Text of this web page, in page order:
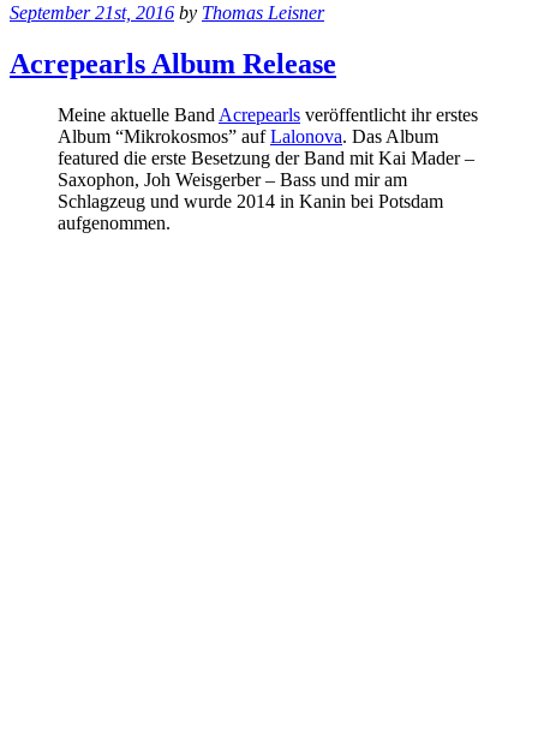
September 21st, 2016 by Thomas Leisner
Acrepearls Album Release
Meine aktuelle Band Acrepearls veröffentlicht ihr erstes
Album “Mikrokosmos” aufLalonova. Das Album
featured die erste Besetzung der Band mit Kai Mader –
Saxophon, Joh Weisgerber – Bass und mir am
Schlagzeug und wurde 2014 in Kanin bei Potsdam
aufgenommen.